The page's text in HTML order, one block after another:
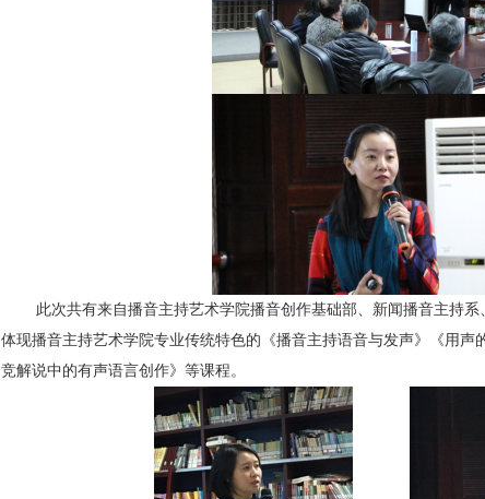
此次共有来自播音主持艺术学院播音创作基础部、新闻播音主持
体现播音主持艺术学院专业传统特色的《播音主持语音与发声》《用
竞解说中的有声语言创作》等课程。